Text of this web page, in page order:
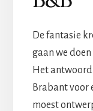
De fantasie
gaan we
Het
Brabant voor
moest